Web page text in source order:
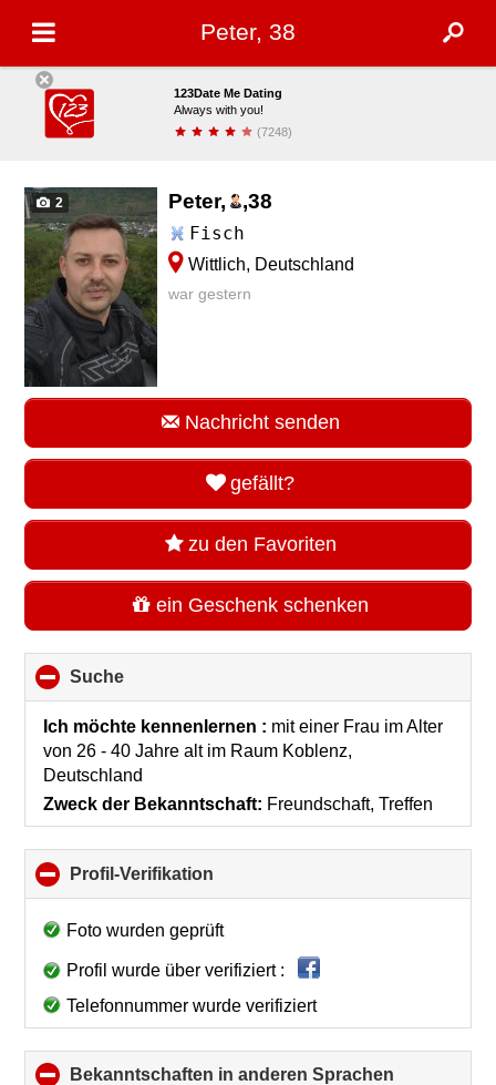
Peter, 38
123Date Me Dating
Always with you!
(7248)
2
Peter, ,38
Fisch
Wittlich, Deutschland
war gestern
Nachricht senden
gefällt?
zu den Favoriten
ein Geschenk schenken
Suche
to
collapse
contents
Ich möchte kennenlernen : mit einer Frau im Alter
von 26 - 40 Jahre alt im Raum Koblenz,
Deutschland
Zweck der Bekanntschaft: Freundschaft, Treffen
Profil-Verifikation
to
contents
Foto wurden geprüft
Profil wurde über verifiziert :
Telefonnummer wurde verifiziert
Bekanntschaften in anderen Sprachen